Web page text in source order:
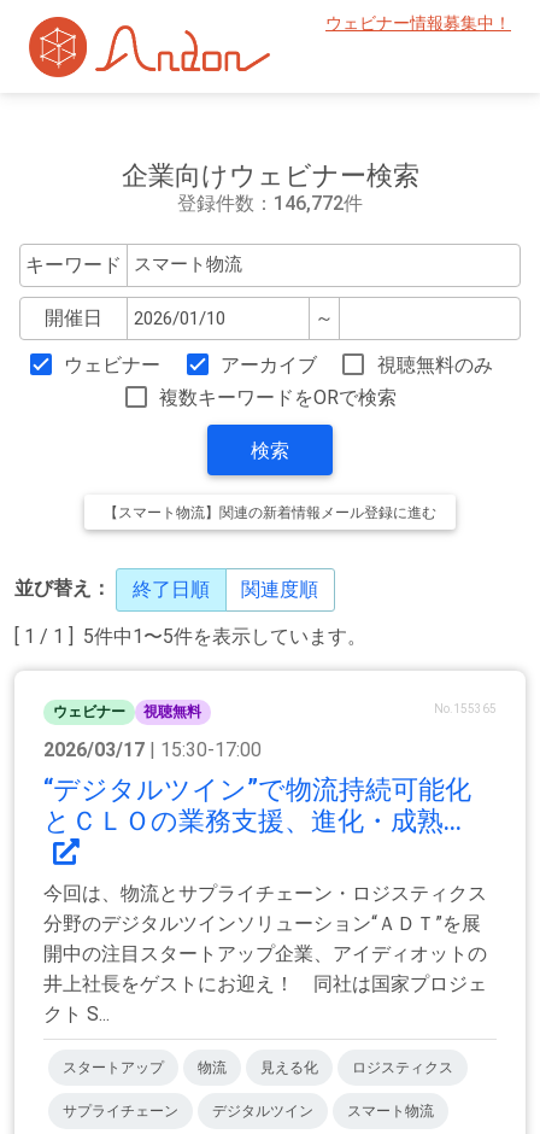
ウェビナー情報募集中！
企業向けウェビナー検索
登録件数：146,772件
キーワード
開催日 ～
ウェビナー アーカイブ
視聴無料のみ
複数キーワードをORで検索
検索
【スマート物流】関連の新着情報メール登録に進む
並び替え： 終了日順 関連度順
[ 1 / 1 ] 5件中1〜5件を表示しています。
ウェビナー 視聴無料 No.155365
2026/03/17 | 15:30-17:00
“デジタルツイン”で物流持続可能化
とＣＬＯの業務支援、進化・成熟...
今回は、物流とサプライチェーン・ロジスティクス
分野のデジタルツインソリューション“ＡＤＴ”を展
開中の注目スタートアップ企業、アイディオットの
井上社長をゲストにお迎え！ 同社は国家プロジェ
クト S...
スタートアップ 物流 見える化 ロジスティクス
サプライチェーン デジタルツイン スマート物流